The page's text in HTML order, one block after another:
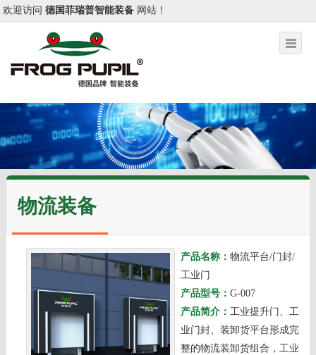
欢迎访问德国菲瑞普智能装备 网站！
物流装备
产品名称： 物流平台/门封/
工业门
产品型号： G-007
产品简介： 工业提升门、工
业门封、装卸货平台形成完
整的物流装卸货组合，工业